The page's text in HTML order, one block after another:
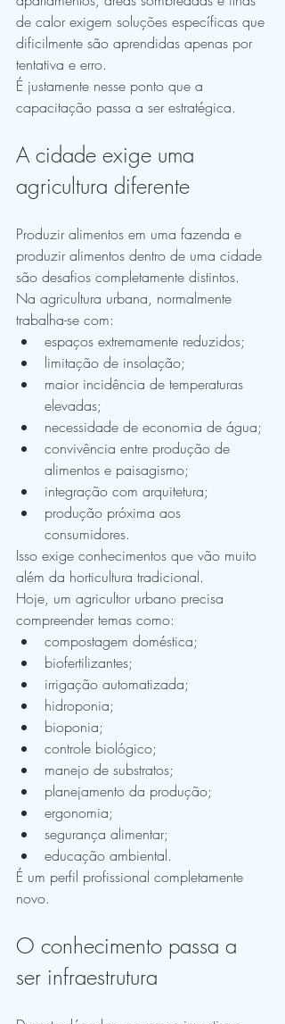
de calor exigem soluções específicas que
dificilmente são aprendidas apenas por
tentativa e erro.
É justamente nesse ponto que a
capacitação passa a ser estratégica.
A cidade exige uma
agricultura diferente
Produzir alimentos em uma fazenda e
produzir alimentos dentro de uma cidade
são desafios completamente distintos.
Na agricultura urbana, normalmente
trabalha-se com:
espaços extremamente reduzidos;
limitação de insolação;
maior incidência de temperaturas
elevadas;
necessidade de economia de água;
convivência entre produção de
alimentos e paisagismo;
integração com arquitetura;
produção próxima aos
consumidores.
Isso exige conhecimentos que vão muito
além da horticultura tradicional.
Hoje, um agricultor urbano precisa
compreender temas como:
compostagem doméstica;
biofertilizantes;
irrigação automatizada;
hidroponia;
bioponia;
controle biológico;
manejo de substratos;
planejamento da produção;
ergonomia;
segurança alimentar;
educação ambiental.
É um perfil profissional completamente
novo.
O conhecimento passa a
ser infraestrutura